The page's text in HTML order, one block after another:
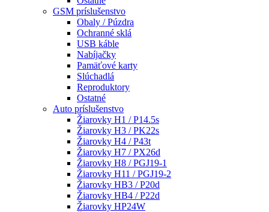
GSM príslušenstvo
Obaly / Púzdra
Ochranné sklá
USB káble
Nabíjačky
Pamäťové karty
Slúchadlá
Reproduktory
Ostatné
Auto príslušenstvo
Žiarovky H1 / P14.5s
Žiarovky H3 / PK22s
Žiarovky H4 / P43t
Žiarovky H7 / PX26d
Žiarovky H8 / PGJ19-1
Žiarovky H11 / PGJ19-2
Žiarovky HB3 / P20d
Žiarovky HB4 / P22d
Žiarovky HP24W